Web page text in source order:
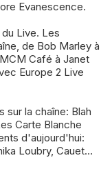
Evanescence.
Live. Les
de Bob Marley à
Café à Janet
Europe 2 Live
sur la chaîne: Blah
Carte Blanche
d'aujourd'hui:
Loubry, Cauet…